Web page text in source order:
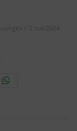
Share